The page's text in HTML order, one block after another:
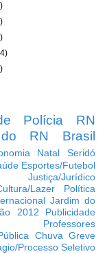
Polícia
RN
RN
Brasil
Natal
Seridó
Esportes/Futebol
Justiça/Jurídico
Lazer
Política
Jardim do
2012
Publicidade
Professores
Chuva Greve
Processo Seletivo